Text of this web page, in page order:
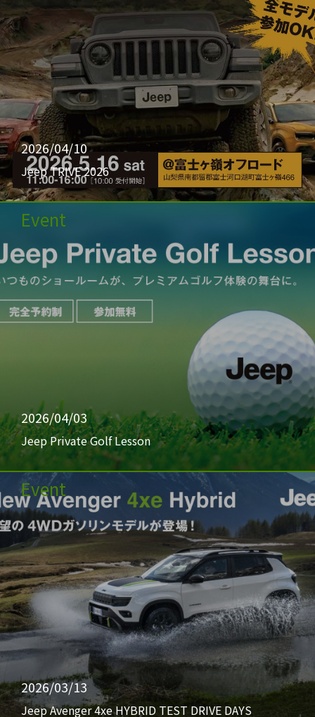
2026/04/10
Jeep TRIVE 2026
Event
2026/04/03
Jeep Private Golf Lesson
Event
2026/03/13
Jeep Avenger 4xe HYBRID TEST DRIVE DAYS